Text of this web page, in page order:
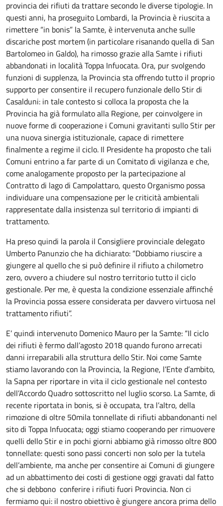
provincia dei rifiuti da trattare secondo le diverse tipologie. In
questi anni, ha proseguito Lombardi, la Provincia è riuscita a
rimettere “in bonis” la Samte, è intervenuta anche sulle
discariche post mortem (in particolare risanando quella di San
Bartolomeo in Galdo), ha rimosso grazie alla Samte i rifiuti
abbandonati in località Toppa Infuocata. Ora, pur svolgendo
funzioni di supplenza, la Provincia sta offrendo tutto il proprio
supporto per consentire il recupero funzionale dello Stir di
Casalduni: in tale contesto si colloca la proposta che la
Provincia ha già formulato alla Regione, per coinvolgere in
nuove forme di cooperazione i Comuni gravitanti sullo Stir per
una nuova sinergia istituzionale, capace di rimettere
finalmente a regime il ciclo. Il Presidente ha proposto che tali
Comuni entrino a far parte di un Comitato di vigilanza e che,
come analogamente proposto per la partecipazione al
Contratto di lago di Campolattaro, questo Organismo possa
individuare una compensazione per le criticità ambientali
rappresentate dalla insistenza sul territorio di impianti di
trattamento.
Ha preso quindi la parola il Consigliere provinciale delegato
Umberto Panunzio che ha dichiarato: “Dobbiamo riuscire a
giungere al quello che si può definire il rifiuto a chilometro
zero, ovvero a chiudere sul nostro territorio tutto il ciclo
gestionale. Per me, è questa la condizione essenziale affinché
la Provincia possa essere considerata per davvero virtuosa nel
trattamento rifiuti”.
E’ quindi intervenuto Domenico Mauro per la Samte: “Il ciclo
dei rifiuti è fermo dall’agosto 2018 quando furono arrecati
danni irreparabili alla struttura dello Stir. Noi come Samte
stiamo lavorando con la Provincia, la Regione, l’Ente d’ambito,
la Sapna per riportare in vita il ciclo gestionale nel contesto
dell’Accordo Quadro sottoscritto nel luglio scorso. La Samte, di
recente riportata in bonis, si è occupata, tra l’altro, della
rimozione di oltre 50mila tonnellate di rifiuti abbandonanti nel
sito di Toppa Infuocata; oggi stiamo cooperando per rimuovere
quelli dello Stir e in pochi giorni abbiamo già rimosso oltre 800
tonnellate: questi sono passi concerti non solo per la tutela
dell’ambiente, ma anche per consentire ai Comuni di giungere
ad un abbattimento dei costi di gestione oggi gravati dal fatto
che si debbono conferire i rifiuti fuori Provincia. Non ci
fermiamo qui: il nostro obiettivo è giungere ancora prima dello